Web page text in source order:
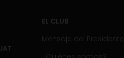
EL CLUB
Mensaje del Presidente